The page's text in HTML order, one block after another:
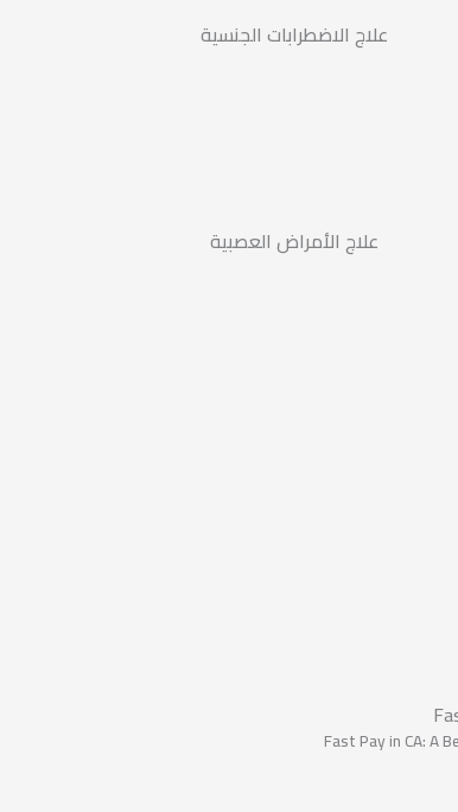
علاج الاضطرابات الجنسية
علاج الأمراض العصبية
Fast Pay in CA: A